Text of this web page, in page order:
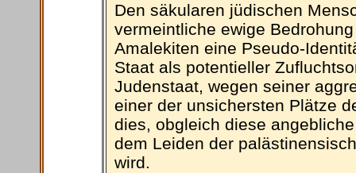
Den säkularen jüdischen
vermeintliche ewige
Amalekiten eine Pseudo-
Staat als potentieller
Judenstaat, wegen seiner
einer der unsichersten Plätze
dies, obgleich diese
dem Leiden der
wird.